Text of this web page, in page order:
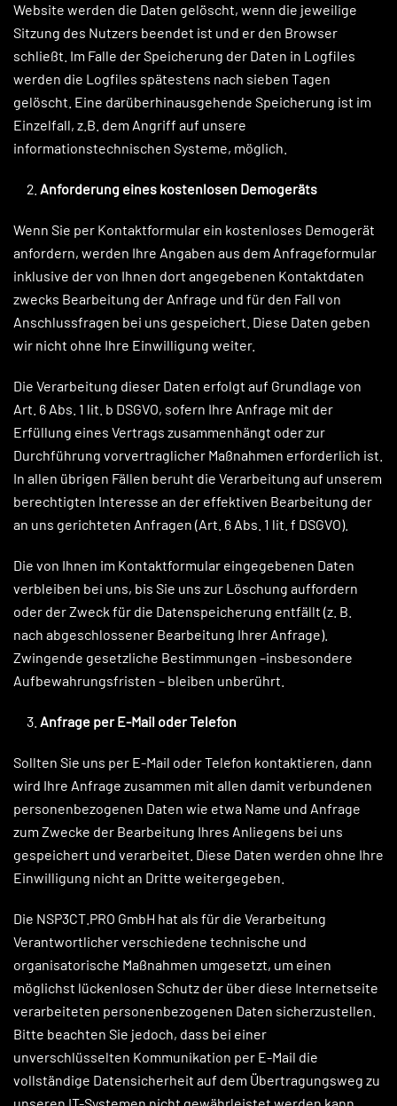
Website werden die Daten gelöscht, wenn die jeweilige
Sitzung des Nutzers beendet ist und er den Browser
schließt. Im Falle der Speicherung der Daten in Logfiles
werden die Logfiles spätestens nach sieben Tagen
gelöscht. Eine darüberhinausgehende Speicherung ist im
Einzelfall, z.B. dem Angriff auf unsere
informationstechnischen Systeme, möglich.
Anforderung eines kostenlosen Demogeräts
Wenn Sie per Kontaktformular ein kostenloses Demogerät
anfordern, werden Ihre Angaben aus dem Anfrageformular
inklusive der von Ihnen dort angegebenen Kontaktdaten
zwecks Bearbeitung der Anfrage und für den Fall von
Anschlussfragen bei uns gespeichert. Diese Daten geben
wir nicht ohne Ihre Einwilligung weiter.
Die Verarbeitung dieser Daten erfolgt auf Grundlage von
Art. 6 Abs. 1 lit. b DSGVO, sofern Ihre Anfrage mit der
Erfüllung eines Vertrags zusammenhängt oder zur
Durchführung vorvertraglicher Maßnahmen erforderlich ist.
In allen übrigen Fällen beruht die Verarbeitung auf unserem
berechtigten Interesse an der effektiven Bearbeitung der
an uns gerichteten Anfragen (Art. 6 Abs. 1 lit. f DSGVO).
Die von Ihnen im Kontaktformular eingegebenen Daten
verbleiben bei uns, bis Sie uns zur Löschung auffordern
oder der Zweck für die Datenspeicherung entfällt (z. B.
nach abgeschlossener Bearbeitung Ihrer Anfrage).
Zwingende gesetzliche Bestimmungen –insbesondere
Aufbewahrungsfristen – bleiben unberührt.
Anfrage per E-Mail oder Telefon
Sollten Sie uns per E-Mail oder Telefon kontaktieren, dann
wird Ihre Anfrage zusammen mit allen damit verbundenen
personenbezogenen Daten wie etwa Name und Anfrage
zum Zwecke der Bearbeitung Ihres Anliegens bei uns
gespeichert und verarbeitet. Diese Daten werden ohne Ihre
Einwilligung nicht an Dritte weitergegeben.
Die NSP3CT.PRO GmbH hat als für die Verarbeitung
Verantwortlicher verschiedene technische und
organisatorische Maßnahmen umgesetzt, um einen
möglichst lückenlosen Schutz der über diese Internetseite
verarbeiteten personenbezogenen Daten sicherzustellen.
Bitte beachten Sie jedoch, dass bei einer
unverschlüsselten Kommunikation per E-Mail die
vollständige Datensicherheit auf dem Übertragungsweg zu